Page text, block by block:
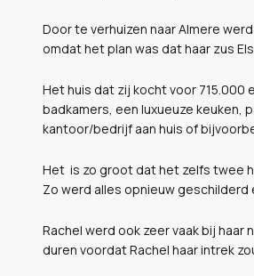
Door te verhuizen naar Almere
omdat het plan was dat haar zus
Het huis dat zij kocht voor
badkamers, een luxueuze keuken,
kantoor/bedrijf aan huis of
Het is zo groot dat het zelfs twee
Zo werd alles opnieuw geschilderd
Rachel werd ook zeer vaak bij
duren voordat Rachel haar intrek